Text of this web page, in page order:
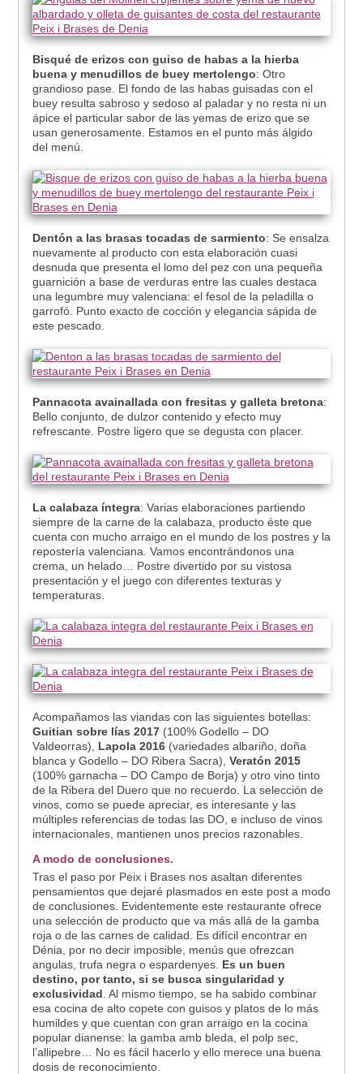
Bisqué de erizos con guiso de habas a la hierba
buena y menudillos de buey mertolengo: Otro
grandioso pase. El fondo de las habas guisadas con el
buey resulta sabroso y sedoso al paladar y no resta ni un
ápice el particular sabor de las yemas de erizo que se
usan generosamente. Estamos en el punto más álgido
del menú.
Dentón a las brasas tocadas de sarmiento: Se ensalza
nuevamente al producto con esta elaboración cuasi
desnuda que presenta el lomo del pez con una pequeña
guarnición a base de verduras entre las cuales destaca
una legumbre muy valenciana: el fesol de la peladilla o
garrofó. Punto exacto de cocción y elegancia sápida de
este pescado.
Pannacota avainallada con fresitas y galleta bretona:
Bello conjunto, de dulzor contenido y efecto muy
refrescante. Postre ligero que se degusta con placer.
La calabaza íntegra: Varias elaboraciones partiendo
siempre de la carne de la calabaza, producto éste que
cuenta con mucho arraigo en el mundo de los postres y la
repostería valenciana. Vamos encontrándonos una
crema, un helado… Postre divertido por su vistosa
presentación y el juego con diferentes texturas y
temperaturas.
Acompañamos las viandas con las siguientes botellas:
Guitian sobre lías 2017 (100% Godello – DO
Valdeorras), Lapola 2016 (variedades albariño, doña
blanca y Godello – DO Ribera Sacra), Veratón 2015
(100% garnacha – DO Campo de Borja) y otro vino tinto
de la Ribera del Duero que no recuerdo. La selección de
vinos, como se puede apreciar, es interesante y las
múltiples referencias de todas las DO, e incluso de vinos
internacionales, mantienen unos precios razonables.
A modo de conclusiones.
Tras el paso por Peix i Brases nos asaltan diferentes
pensamientos que dejaré plasmados en este post a modo
de conclusiones. Evidentemente este restaurante ofrece
una selección de producto que va más allá de la gamba
roja o de las carnes de calidad. Es difícil encontrar en
Dénia, por no decir imposible, menús que ofrezcan
angulas, trufa negra o espardenyes. Es un buen
destino, por tanto, si se busca singularidad y
exclusividad . Al mismo tiempo, se ha sabido combinar
esa cocina de alto copete con guisos y platos de lo más
humildes y que cuentan con gran arraigo en la cocina
popular dianense: la gamba amb bleda, el polp sec,
l’allipebre… No es fácil hacerlo y ello merece una buena
dosis de reconocimiento.